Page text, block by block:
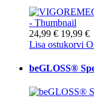
24,99 € 19,99 €
Lisa ostukorvi
beGLOSS®